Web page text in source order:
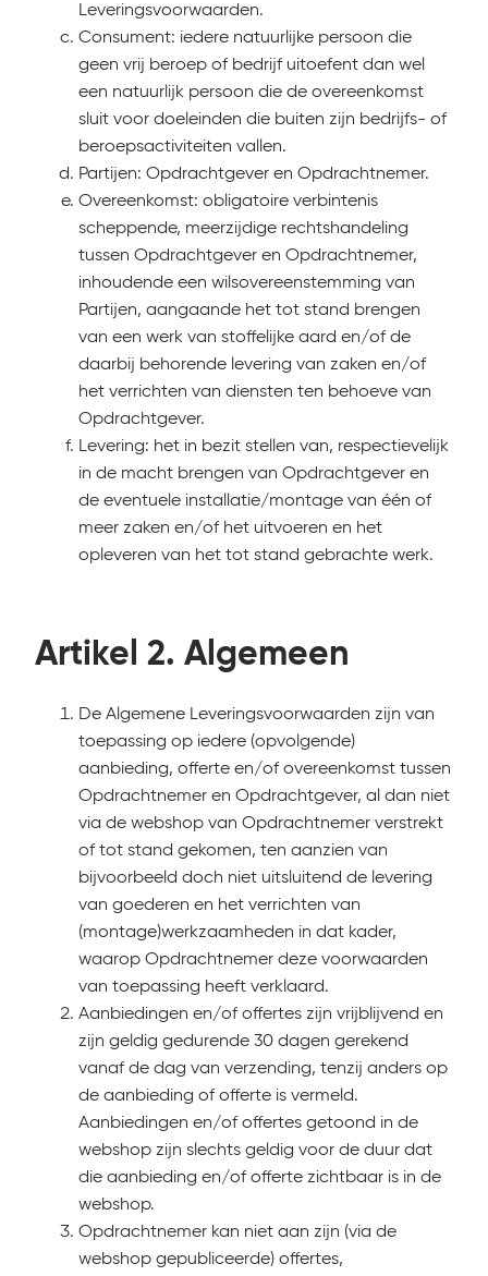
Leveringsvoorwaarden.
Consument: iedere natuurlijke persoon die
geen vrij beroep of bedrijf uitoefent dan wel
een natuurlijk persoon die de overeenkomst
sluit voor doeleinden die buiten zijn bedrijfs- of
beroepsactiviteiten vallen.
Partijen: Opdrachtgever en Opdrachtnemer.
Overeenkomst: obligatoire verbintenis
scheppende, meerzijdige rechtshandeling
tussen Opdrachtgever en Opdrachtnemer,
inhoudende een wilsovereenstemming van
Partijen, aangaande het tot stand brengen
van een werk van stoffelijke aard en/of de
daarbij behorende levering van zaken en/of
het verrichten van diensten ten behoeve van
Opdrachtgever.
Levering: het in bezit stellen van, respectievelijk
in de macht brengen van Opdrachtgever en
de eventuele installatie/montage van één of
meer zaken en/of het uitvoeren en het
opleveren van het tot stand gebrachte werk.
Artikel 2. Algemeen
De Algemene Leveringsvoorwaarden zijn van
toepassing op iedere (opvolgende)
aanbieding, offerte en/of overeenkomst tussen
Opdrachtnemer en Opdrachtgever, al dan niet
via de webshop van Opdrachtnemer verstrekt
of tot stand gekomen, ten aanzien van
bijvoorbeeld doch niet uitsluitend de levering
van goederen en het verrichten van
(montage)werkzaamheden in dat kader,
waarop Opdrachtnemer deze voorwaarden
van toepassing heeft verklaard.
Aanbiedingen en/of offertes zijn vrijblijvend en
zijn geldig gedurende 30 dagen gerekend
vanaf de dag van verzending, tenzij anders op
de aanbieding of offerte is vermeld.
Aanbiedingen en/of offertes getoond in de
webshop zijn slechts geldig voor de duur dat
die aanbieding en/of offerte zichtbaar is in de
webshop.
Opdrachtnemer kan niet aan zijn (via de
webshop gepubliceerde) offertes,